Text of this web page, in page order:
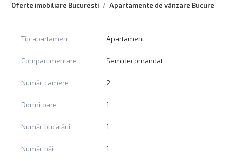
Oferte imobiliare Bucuresti Apartamente de vânzare Bucuresti
centrala termica proprie, imobil reabilitat termic. Loc de
Tip apartament Apartament
Compartimentare Semidecomandat
Număr camere 2
Dormitoare 1
Număr bucătării 1
Număr băi 1